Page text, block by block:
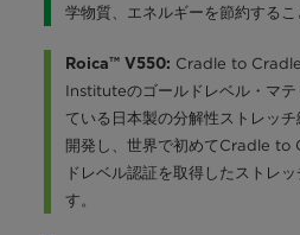
学物質、エネルギーを節約するこ
Roica™ V550: Cradle to
Instituteのゴールドレベル・マテ
ている日本製の分解性ストレッ
開発し、世界で初めてCradle
ドレベル認証を取得したストレ
す。